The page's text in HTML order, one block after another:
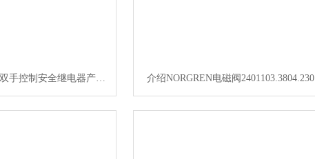
773826德国PILZ双手控制安全继电器产品描述 介绍NORGREN电磁阀2401103.3804.230